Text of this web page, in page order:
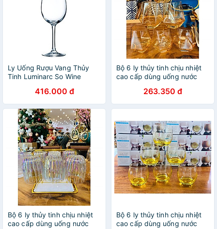
Ly Uống Rượu Vang Thủy
Tinh Luminarc So Wine
bộ 4 ly - E5979, E5980 &
E5981
416.000 đ
Bộ 6 ly thủy tinh chịu nhiệt
cao cấp dùng uống nước
cương vàng263.350 đ
Bộ 6 ly thủy tinh chịu nhiệt
cao cấp dùng uống nước
Bộ 6 ly thủy tinh chịu nhiệt
cao cấp dùng uống nước